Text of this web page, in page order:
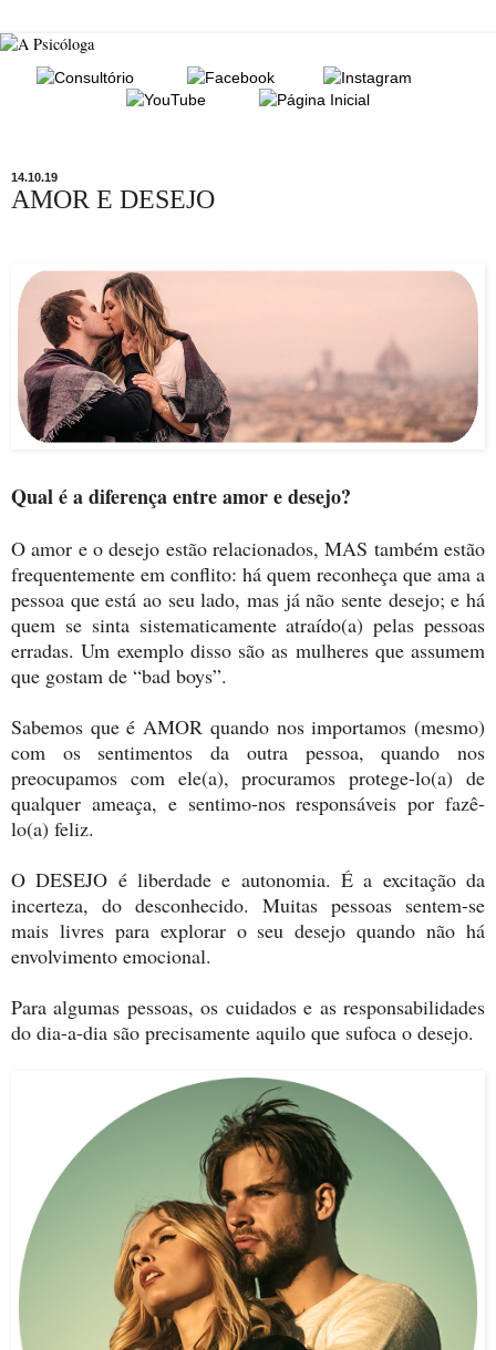
14.10.19
AMOR E DESEJO
Qual é a diferença entre amor e desejo?
O amor e o desejo estão relacionados, MAS também estão
frequentemente em conflito: há quem reconheça que ama a
pessoa que está ao seu lado, mas já não sente desejo; e há
quem se sinta sistematicamente atraído(a) pelas pessoas
erradas. Um exemplo disso são as mulheres que assumem
que gostam de “bad boys”.
Sabemos que é AMOR quando nos importamos (mesmo)
com os sentimentos da outra pessoa, quando nos
preocupamos com ele(a), procuramos protege-lo(a) de
qualquer ameaça, e sentimo-nos responsáveis por fazê-
lo(a) feliz.
O DESEJO é liberdade e autonomia. É a excitação da
incerteza, do desconhecido. Muitas pessoas sentem-se
mais livres para explorar o seu desejo quando não há
envolvimento emocional.
Para algumas pessoas, os cuidados e as responsabilidades
do dia-a-dia são precisamente aquilo que sufoca o desejo.